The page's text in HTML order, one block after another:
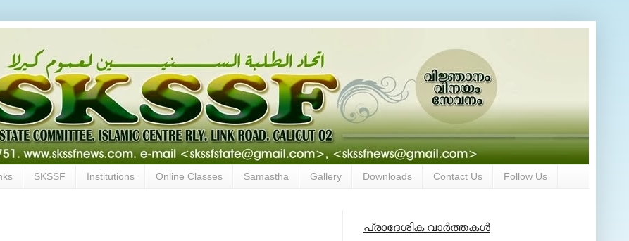
SKSSF Institutions Online Classes Samastha Gallery Downloads Contact Us Follow Us
പ്രാദേശിക വാര്‍ത്തകള്‍